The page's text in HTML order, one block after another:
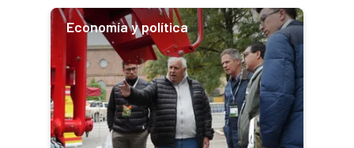
Economía y política